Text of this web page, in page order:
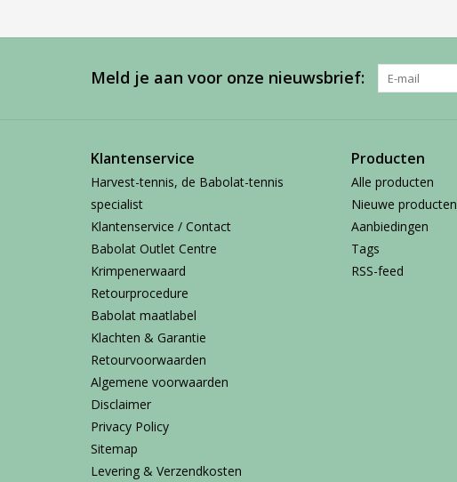
Meld je aan voor onze nieuwsbrief:
Klantenservice
Harvest-tennis, de Babolat-tennis
specialist
Klantenservice / Contact
Babolat Outlet Centre
Krimpenerwaard
Retourprocedure
Babolat maatlabel
Klachten & Garantie
Retourvoorwaarden
Algemene voorwaarden
Disclaimer
Privacy Policy
Sitemap
Levering & Verzendkosten
Producten
Alle producten
Nieuwe producten
Aanbiedingen
Tags
RSS-feed